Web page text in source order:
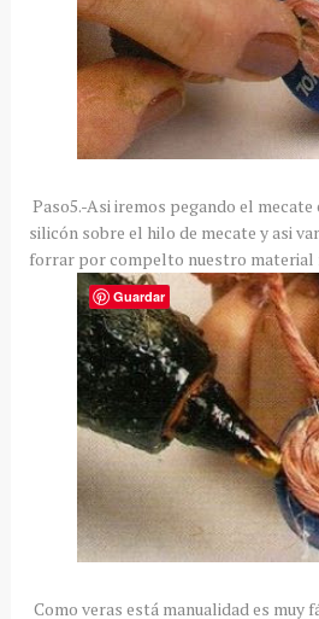
Paso5.-Asi iremos pegando el
silicón sobre el hilo de mecate y asi
forrar por compelto nuestro material
Como veras está manualidad es muy
Guardar